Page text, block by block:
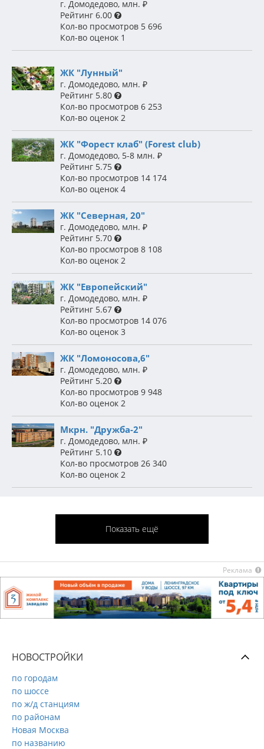
г. Домодедово, млн. ₽
Рейтинг6.00
Кол-во просмотров5 696
Кол-во оценок1
ЖК "Лунный"
г. Домодедово, млн. ₽
Рейтинг5.80
Кол-во просмотров6 253
Кол-во оценок2
ЖК "Форест клаб" (Forest club)
г. Домодедово, 5-8 млн. ₽
Рейтинг5.75
Кол-во просмотров14 174
Кол-во оценок4
ЖК "Северная, 20"
г. Домодедово, млн. ₽
Рейтинг5.70
Кол-во просмотров8 108
Кол-во оценок2
ЖК "Европейский"
г. Домодедово, млн. ₽
Рейтинг5.67
Кол-во просмотров14 076
Кол-во оценок3
ЖК "Ломоносова,6"
г. Домодедово, млн. ₽
Рейтинг5.20
Кол-во просмотров9 948
Кол-во оценок2
Мкрн. "Дружба-2"
г. Домодедово, млн. ₽
Рейтинг5.10
Кол-во просмотров26 340
Кол-во оценок2
Показать ещё
Реклама
НОВОСТРОЙКИ
по городам
по шоссе
по ж/д станциям
по районам
Новая Москва
по названию